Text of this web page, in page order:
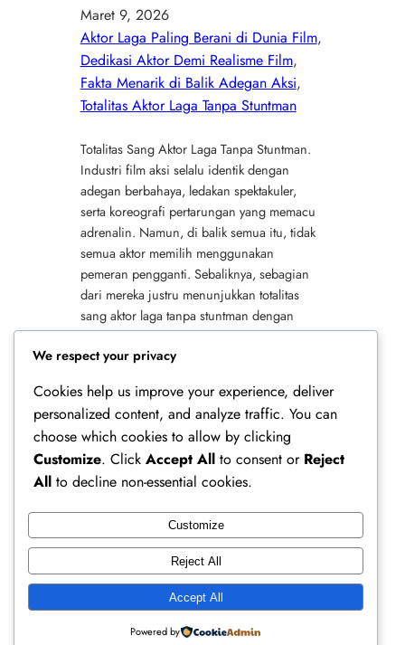
Maret 9, 2026
Aktor Laga Paling Berani di Dunia Film
Dedikasi Aktor Demi Realisme Film
Fakta Menarik di Balik Adegan Aksi
Totalitas Aktor Laga Tanpa Stuntman
Totalitas Sang Aktor Laga Tanpa Stuntman.
Industri film aksi selalu identik dengan
adegan berbahaya, ledakan spektakuler,
serta koreografi pertarungan yang memacu
adrenalin. Namun, di balik semua itu, tidak
semua aktor memilih menggunakan
pemeran pengganti. Sebaliknya, sebagian
dari mereka justru menunjukkan totalitas
sang aktor laga tanpa stuntman dengan
melakukan sendiri adegan berisiko tersebut.
Pilihan ini tentu…
Ferry Doedens | Public Figure, Actor & Creative
Profile
Instagram
Facebook
X
We respect your privacy
Cookies help us improve your experience, deliver
personalized content, and analyze traffic. You can
choose which cookies to allow by clicking
Customize. Click Accept All to consent or Reject
All to decline non-essential cookies.
Customize
Reject All
Accept All
Powered by